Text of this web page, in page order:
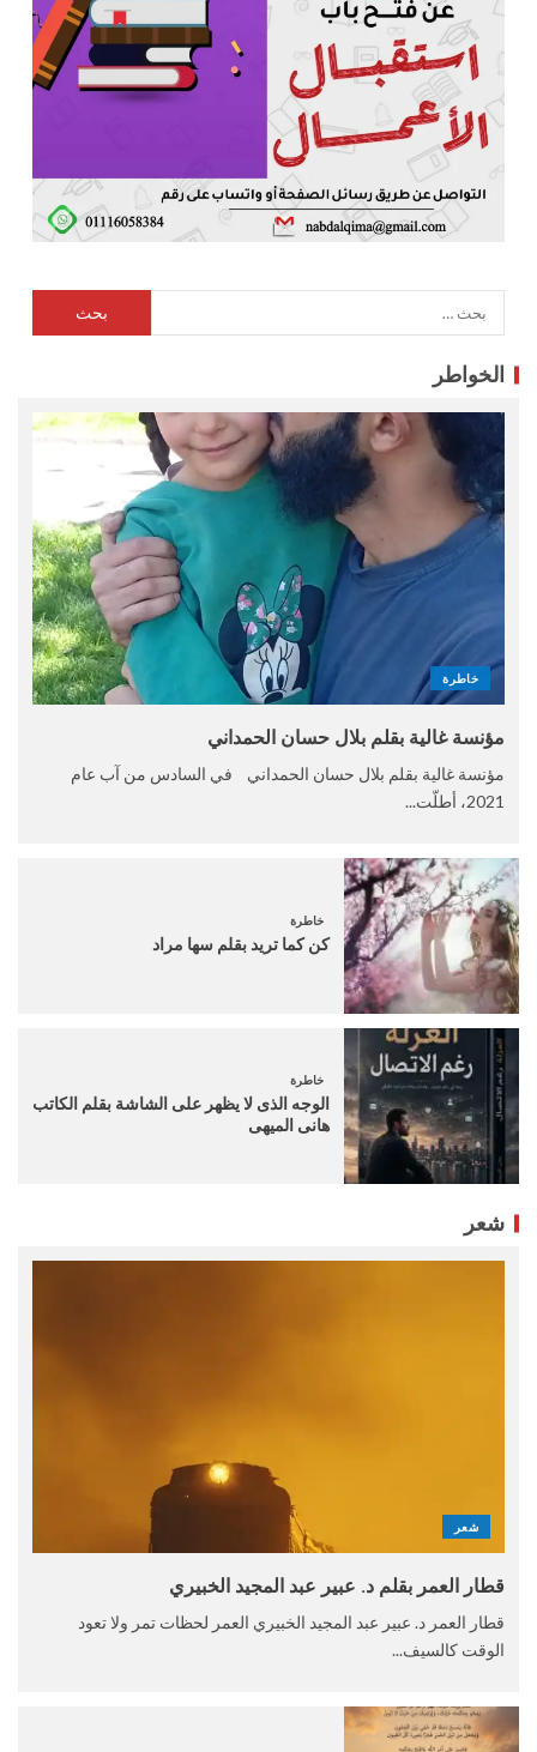
الخواطر
خاطرة
مؤنسة غالية بقلم بلال حسان الحمداني
مؤنسة غالية بقلم بلال حسان الحمداني في السادس من آب عام
2021، أطلّت...
خاطرة
كن كما تريد بقلم سها مراد
خاطرة
الوجه الذى لا يظهر على الشاشة بقلم الكاتب
هانى الميهى
شعر
شعر
قطار العمر بقلم د. عبير عبد المجيد الخبيري
قطار العمر د. عبير عبد المجيد الخبيري العمر لحظات تمر ولا تعود
الوقت كالسيف...